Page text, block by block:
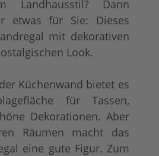
Landhausstil? Dann
etwas für Sie: Dieses
mit dekorativen
Look.
Küchenwand bietet es
für Tassen,
Dekorationen. Aber
Räumen macht das
eine gute Figur. Zum